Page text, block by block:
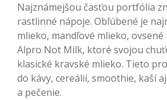
Najznámejšou časťou portfólia
rastlinné nápoje. Obľúbené je
mlieko, mandľové mlieko,
Alpro Not Milk, ktoré svojou
klasické kravské mlieko. Tieto
do kávy, cereálií, smoothie, kaší
a pečenie.